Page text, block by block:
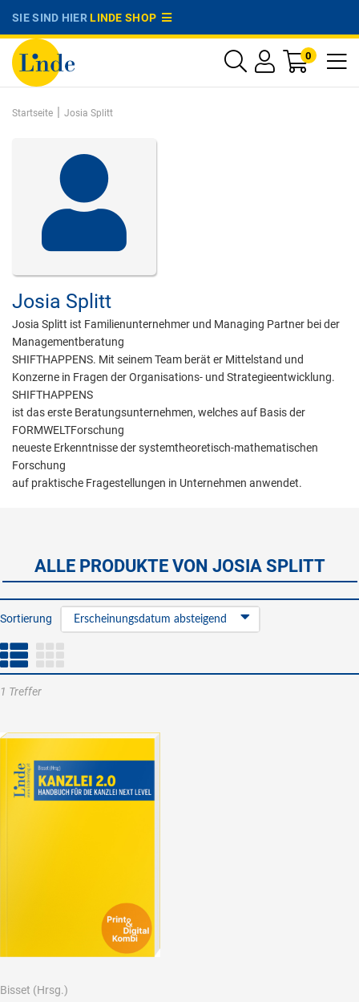
SIE SIND HIERLINDE SHOP
0
Startseite | Josia Splitt
Josia Splitt
Josia Splitt ist Familienunternehmer und Managing Partner bei der
Managementberatung
SHIFTHAPPENS. Mit seinem Team berät er Mittelstand und
Konzerne in Fragen der Organisations- und Strategieentwicklung.
SHIFTHAPPENS
ist das erste Beratungsunternehmen, welches auf Basis der
FORMWELTForschung
neueste Erkenntnisse der systemtheoretisch-mathematischen
Forschung
auf praktische Fragestellungen in Unternehmen anwendet.
ALLE PRODUKTE VON JOSIA SPLITT
Sortierung Erscheinungsdatum absteigend
1 Treffer
Bisset (Hrsg.)